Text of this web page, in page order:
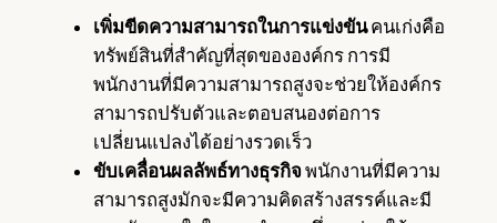
เพิ่มขีดความสามารถในการแข่งขันคนเก่งคือ
ทรัพย์สินที่สำคัญที่สุดขององค์กร การมี
พนักงานที่มีความสามารถสูงจะช่วยให้องค์กร
สามารถปรับตัวและตอบสนองต่อการ
เปลี่ยนแปลงได้อย่างรวดเร็ว
ขับเคลื่อนผลลัพธ์ทางธุรกิจพนักงานที่มีความ
สามารถสูงมักจะมีความคิดสร้างสรรค์และมี